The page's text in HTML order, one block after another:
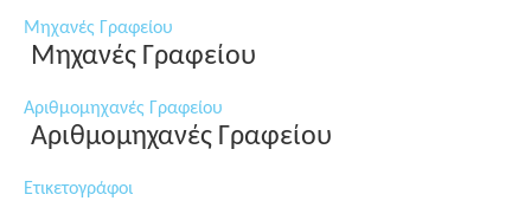
Μηχανές Γραφείου
Μηχανές Γραφείου
Αριθμομηχανές Γραφείου
Αριθμομηχανές Γραφείου
Ετικετογράφοι